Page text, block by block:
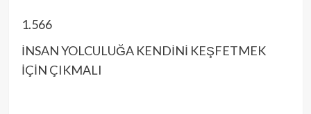
1.566
İNSAN YOLCULUĞA KENDİNİ KEŞFETMEK
İÇİN ÇIKMALI